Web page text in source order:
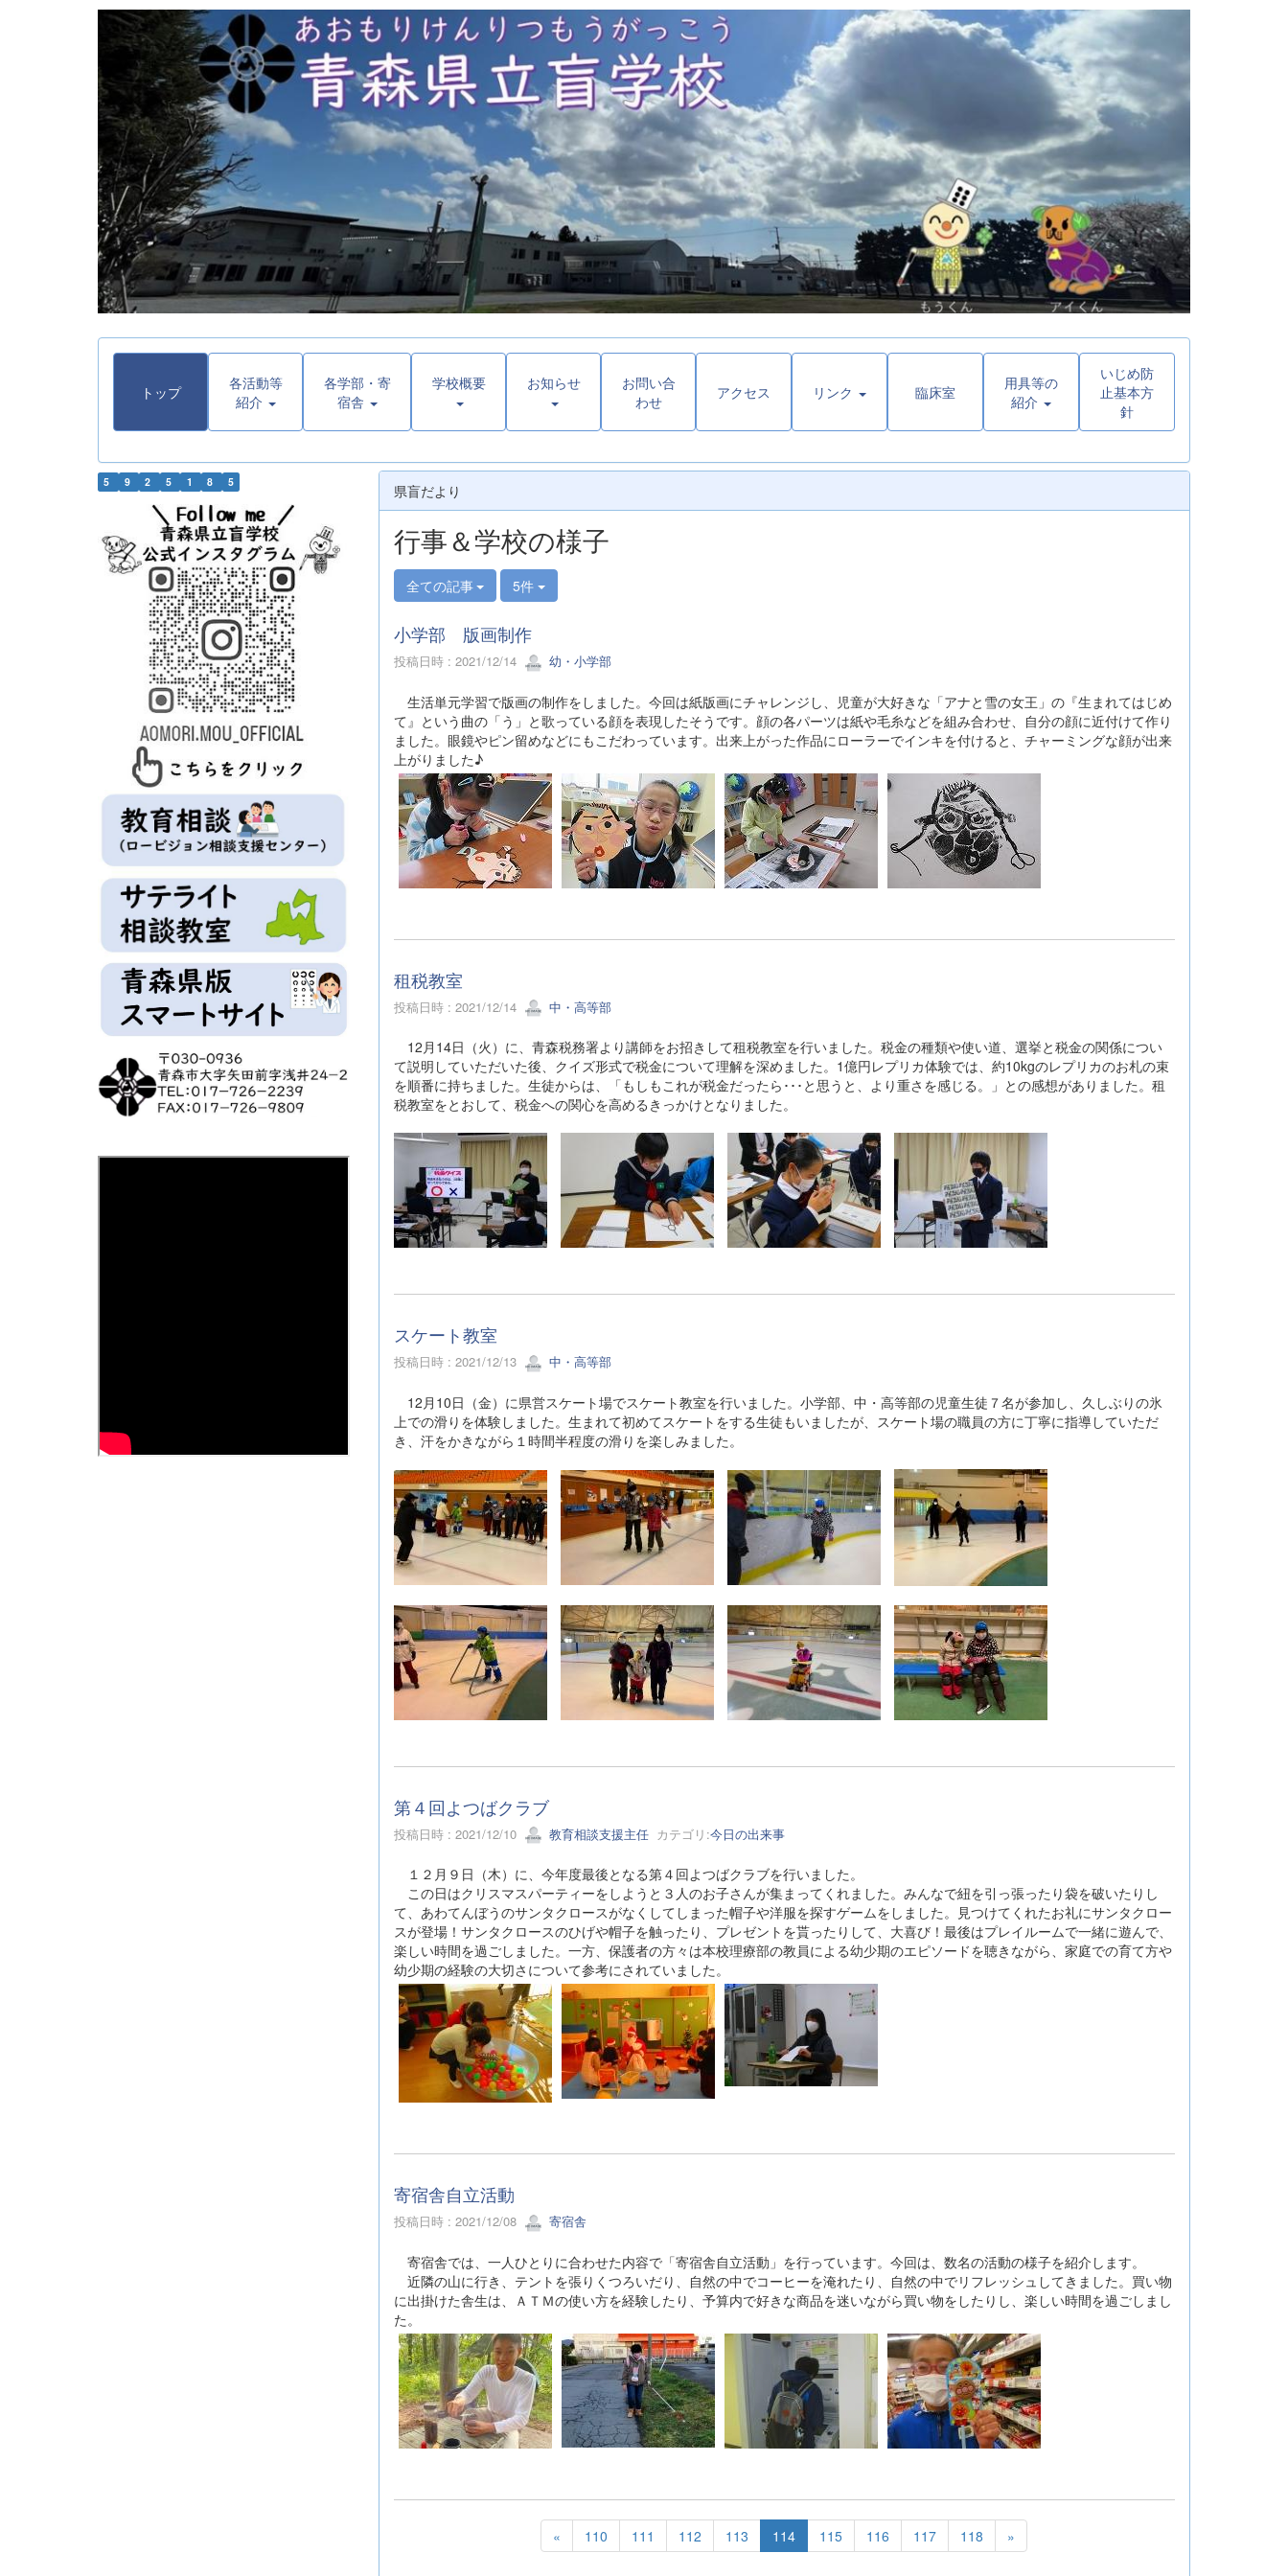
トップ
各活動等
紹介
各学部・寄
宿舎
学校概要 お知らせ
お問い合
わせ
アクセス リンク 臨床室
用具等の
紹介
いじめ防
止基本方
針
県盲だより
行事＆学校の様子
全ての記事 5件
小学部 版画制作
投稿日時 : 2021/12/14 幼・小学部
生活単元学習で版画の制作をしました。今回は紙版画にチャレンジし、児童が大好きな「アナと雪の女王」の『生まれてはじめ
て』という曲の「う」と歌っている顔を表現したそうです。顔の各パーツは紙や毛糸などを組み合わせ、自分の顔に近付けて作り
ました。眼鏡やピン留めなどにもこだわっています。出来上がった作品にローラーでインキを付けると、チャーミングな顔が出来
上がりました♪
租税教室
投稿日時 : 2021/12/14 中・高等部
12月14日（火）に、青森税務署より講師をお招きして租税教室を行いました。税金の種類や使い道、選挙と税金の関係につい
て説明していただいた後、クイズ形式で税金について理解を深めました。1億円レプリカ体験では、約10kgのレプリカのお札の束
を順番に持ちました。生徒からは、「もしもこれが税金だったら･･･と思うと、より重さを感じる。」との感想がありました。租
税教室をとおして、税金への関心を高めるきっかけとなりました。
スケート教室
投稿日時 : 2021/12/13 中・高等部
12月10日（金）に県営スケート場でスケート教室を行いました。小学部、中・高等部の児童生徒７名が参加し、久しぶりの氷
上での滑りを体験しました。生まれて初めてスケートをする生徒もいましたが、スケート場の職員の方に丁寧に指導していただ
き、汗をかきながら１時間半程度の滑りを楽しみました。
第４回よつばクラブ
投稿日時 : 2021/12/10 教育相談支援主任カテゴリ:今日の出来事
１２月９日（木）に、今年度最後となる第４回よつばクラブを行いました。
この日はクリスマスパーティーをしようと３人のお子さんが集まってくれました。みんなで紐を引っ張ったり袋を破いたりし
て、あわてんぼうのサンタクロースがなくしてしまった帽子や洋服を探すゲームをしました。見つけてくれたお礼にサンタクロー
スが登場！サンタクロースのひげや帽子を触ったり、プレゼントを貰ったりして、大喜び！最後はプレイルームで一緒に遊んで、
楽しい時間を過ごしました。一方、保護者の方々は本校理療部の教員による幼少期のエピソードを聴きながら、家庭での育て方や
幼少期の経験の大切さについて参考にされていました。
寄宿舎自立活動
投稿日時 : 2021/12/08 寄宿舎
寄宿舎では、一人ひとりに合わせた内容で「寄宿舎自立活動」を行っています。今回は、数名の活動の様子を紹介します。
近隣の山に行き、テントを張りくつろいだり、自然の中でコーヒーを淹れたり、自然の中でリフレッシュしてきました。買い物
に出掛けた舎生は、ＡＴＭの使い方を経験したり、予算内で好きな商品を迷いながら買い物をしたりし、楽しい時間を過ごしまし
た。
« 110 111 112 113 114 115 116 117 118 »
5 9 2 5 1 8 5